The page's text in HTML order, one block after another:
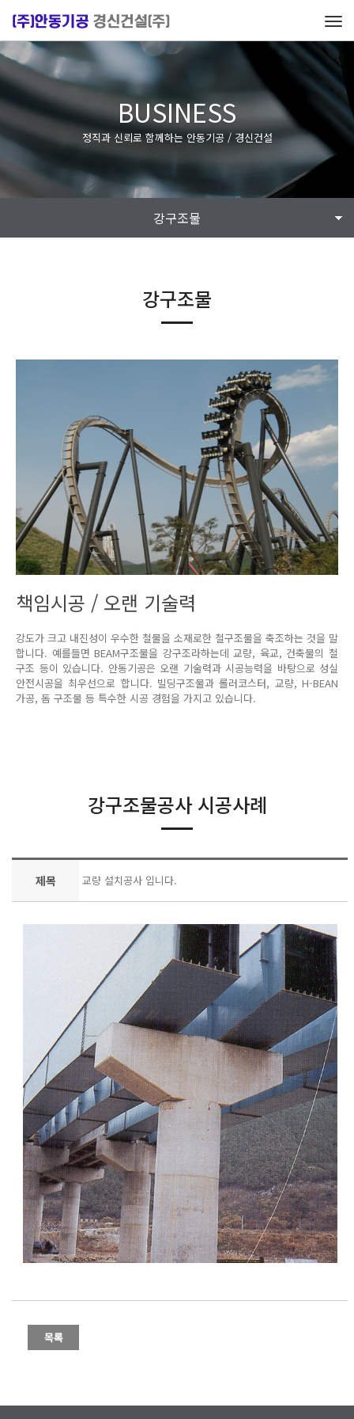
BUSINESS
정직과 신뢰로 함께하는 안동기공 / 경신건설
강구조물
강구조물
책임시공 / 오랜 기술력
강도가 크고 내진성이 우수한 철물을 소재로한 철구조물을 축조하는 것을 말
합니다. 예를들면 BEAM구조물을 강구조라하는데 교량, 육교, 건축물의 철
구조 등이 있습니다. 안동기공은 오랜 기술력과 시공능력을 바탕으로 성실
안전시공을 최우선으로 합니다. 빌딩구조물과 롤러코스터, 교량, H-BEAN
가공, 돔 구조물 등 특수한 시공 경험을 가지고 있습니다.
강구조물공사 시공사례
제목 교량 설치공사 입니다.